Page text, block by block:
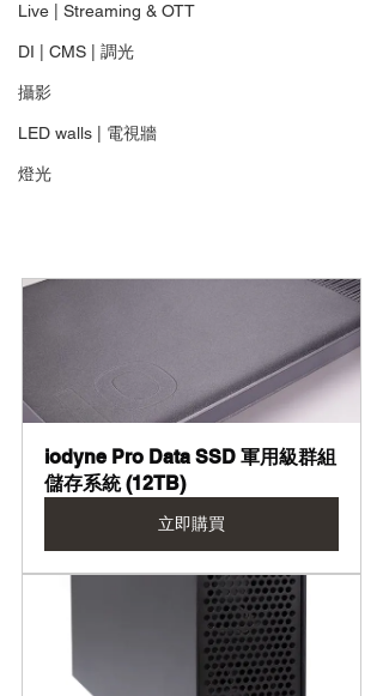
Live | Streaming & OTT
DI | CMS | 調光
攝影
LED walls | 電視牆
燈光
iodyne Pro Data SSD 軍用級群組
儲存系統 (12TB)
立即購買